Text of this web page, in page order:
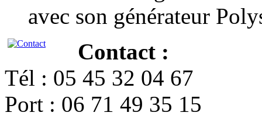
avec son générateur
Contact :
Tél : 05 45 32 04 67
Port : 06 71 49 35 15